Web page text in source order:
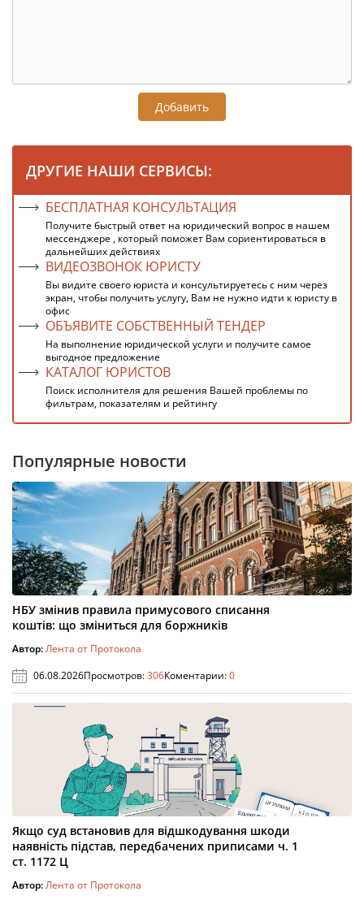
Добавить
ДРУГИЕ НАШИ СЕРВИСЫ:
БЕСПЛАТНАЯ КОНСУЛЬТАЦИЯ
Получите быстрый ответ на юридический вопрос в нашем
мессенджере , который поможет Вам сориентироваться в
дальнейших действиях
ВИДЕОЗВОНОК ЮРИСТУ
Вы видите своего юриста и консультируетесь с ним через
экран, чтобы получить услугу, Вам не нужно идти к юристу в
офис
ОБЪЯВИТЕ СОБСТВЕННЫЙ ТЕНДЕР
На выполнение юридической услуги и получите самое
выгодное предложение
КАТАЛОГ ЮРИСТОВ
Поиск исполнителя для решения Вашей проблемы по
фильтрам, показателям и рейтингу
Популярные новости
НБУ змінив правила примусового списання
коштів: що зміниться для боржників
Автор:Лента от Протокола
06.08.2026Просмотров:306Коментарии:0
Якщо суд встановив для відшкодування шкоди
наявність підстав, передбачених приписами ч. 1
ст. 1172 Ц
Автор:Лента от Протокола